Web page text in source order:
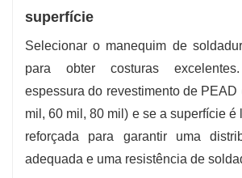
superfície
Selecionar o manequim de
para obter costuras
espessura do revestimento de PEAD
mil, 60 mil, 80 mil) e se a superfície é
reforçada para garantir uma
adequada e uma resistência de